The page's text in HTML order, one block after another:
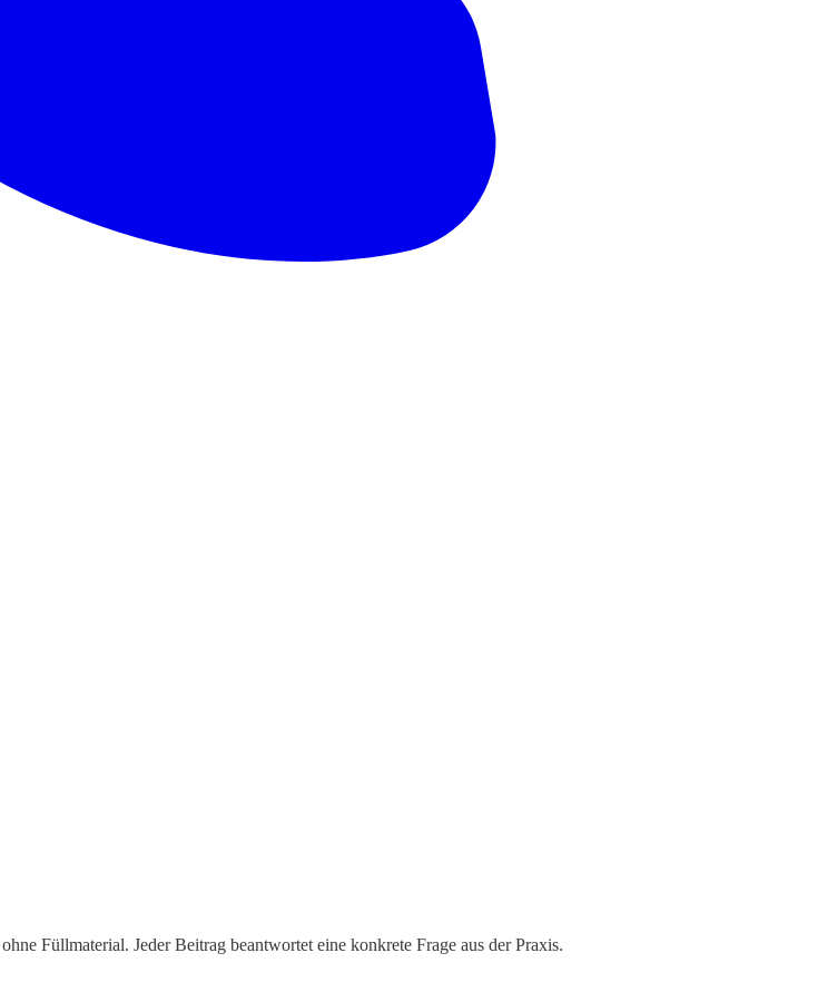
Füllmaterial. Jeder Beitrag beantwortet eine konkrete Frage aus der Praxis.